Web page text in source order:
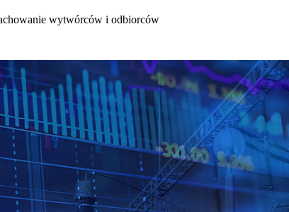
wytwórców i odbiorców